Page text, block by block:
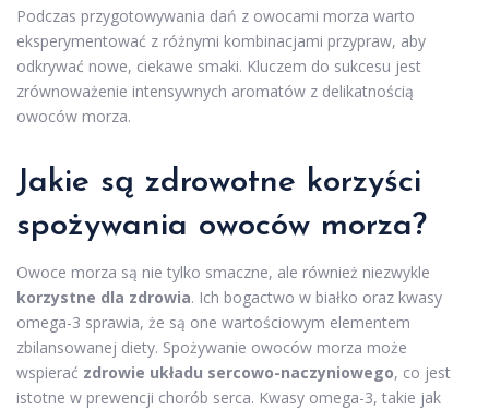
Podczas przygotowywania dań z owocami morza warto
eksperymentować z różnymi kombinacjami przypraw, aby
odkrywać nowe, ciekawe smaki. Kluczem do sukcesu jest
zrównoważenie intensywnych aromatów z delikatnością
owoców morza.
Jakie są zdrowotne korzyści
spożywania owoców morza?
Owoce morza są nie tylko smaczne, ale również niezwykle
korzystne dla zdrowia. Ich bogactwo w białko oraz kwasy
omega-3 sprawia, że są one wartościowym elementem
zbilansowanej diety. Spożywanie owoców morza może
wspierać zdrowie układu sercowo-naczyniowego, co jest
istotne w prewencji chorób serca. Kwasy omega-3, takie jak